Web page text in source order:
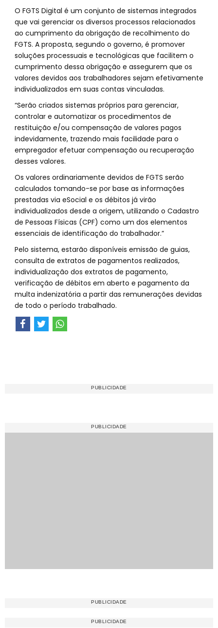
O FGTS Digital é um conjunto de sistemas integrados
que vai gerenciar os diversos processos relacionados
ao cumprimento da obrigação de recolhimento do
FGTS. A proposta, segundo o governo, é promover
soluções processuais e tecnológicas que facilitem o
cumprimento dessa obrigação e assegurem que os
valores devidos aos trabalhadores sejam efetivamente
individualizados em suas contas vinculadas.
“Serão criados sistemas próprios para gerenciar,
controlar e automatizar os procedimentos de
restituição e/ou compensação de valores pagos
indevidamente, trazendo mais facilidade para o
empregador efetuar compensação ou recuperação
desses valores.
Os valores ordinariamente devidos de FGTS serão
calculados tomando-se por base as informações
prestadas via eSocial e os débitos já virão
individualizados desde a origem, utilizando o Cadastro
de Pessoas Físicas (CPF) como um dos elementos
essenciais de identificação do trabalhador.”
Pelo sistema, estarão disponíveis emissão de guias,
consulta de extratos de pagamentos realizados,
individualização dos extratos de pagamento,
verificação de débitos em aberto e pagamento da
multa indenizatória a partir das remunerações devidas
de todo o período trabalhado.